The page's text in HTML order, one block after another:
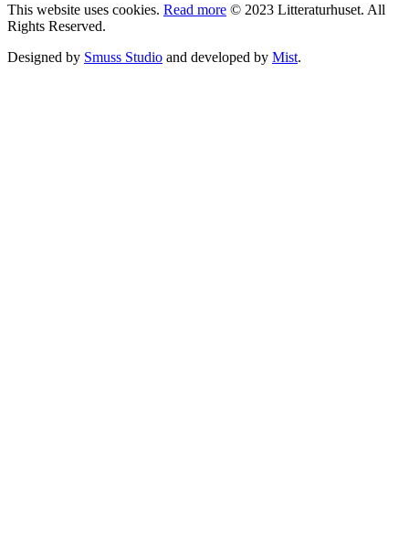
This website uses cookies. Read more © 2023 Litteraturhuset. All
Rights Reserved.
Designed by Smuss Studio and developed by Mist.